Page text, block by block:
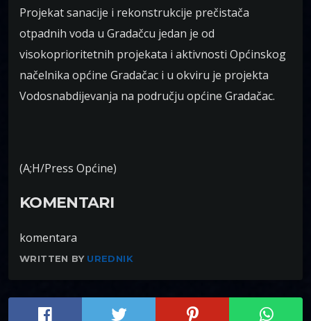
Projekat sanacije i rekonstrukcije prečistača
otpadnih voda u Gradačcu jedan je od
visokoprioritetnih projekata i aktivnosti Općinskog
načelnika općine Gradačac i u okviru je projekta
Vodosnabdijevanja na području općine Gradačac.
(A;H/Press Općine)
KOMENTARI
komentara
WRITTEN BY UREDNIK